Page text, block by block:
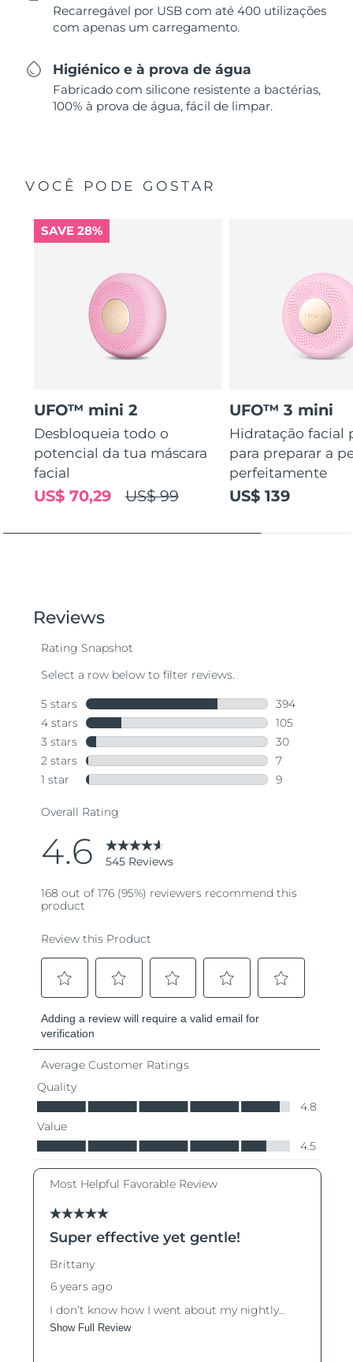
Recarregável por USB com até 400 utilizações
com apenas um carregamento.
Higiénico e à prova de água
Fabricado com silicone resistente a bactérias,
100% à prova de água, fácil de limpar.
VOCÊ PODE GOSTAR
SAVE 28%
UFO™ mini 2
Desbloqueia todo o
potencial da tua máscara
facial
US$ 99
US$ 70,29
UFO™ 3 mini
Hidratação facial
para preparar a
perfeitamente
US$ 139